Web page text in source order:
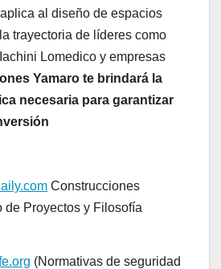
al diseño de espacios
trayectoria de líderes como
Lomedico y empresas
Yamaro te brindará la
necesaria para garantizar
Construcciones
de Proyectos y Filosofía
(Normativas de seguridad